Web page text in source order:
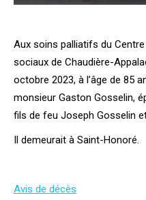
Aux soins palliatifs du
sociaux de Chaudière-
octobre 2023, à l’âge de 85
monsieur Gaston Gosselin,
fils de feu Joseph Gosselin
Il demeurait à Saint-Honoré.
Avis de décès